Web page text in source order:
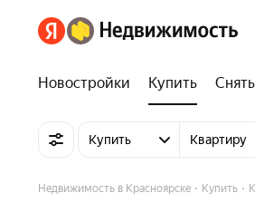
Новостройки Купить Снять
Купить Квартиру
Недвижимость в Красноярске Купить